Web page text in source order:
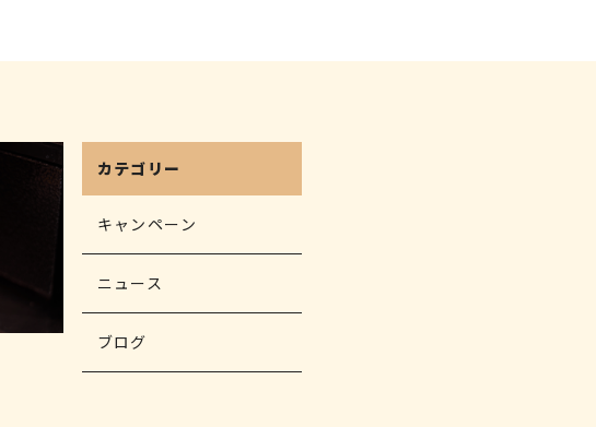
カテゴリー
キャンペーン
ニュース
ブログ